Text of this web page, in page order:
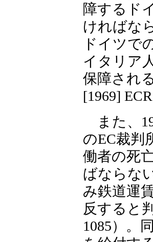
障するド
ければな
ドイツで
イタリア
保障され
[1969] ECR
また、
のEC裁判
働者の死
ばならな
み鉄道運
反すると
1085）。